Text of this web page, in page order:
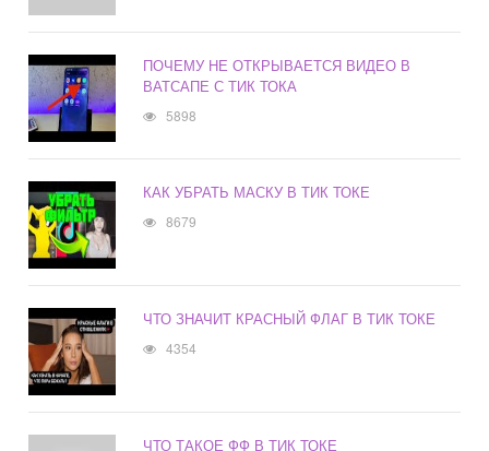
ПОЧЕМУ НЕ ОТКРЫВАЕТСЯ ВИДЕО В
ВАТСАПЕ С ТИК ТОКА
5898
КАК УБРАТЬ МАСКУ В ТИК ТОКЕ
8679
ЧТО ЗНАЧИТ КРАСНЫЙ ФЛАГ В ТИК ТОКЕ
4354
ЧТО ТАКОЕ ФФ В ТИК ТОКЕ